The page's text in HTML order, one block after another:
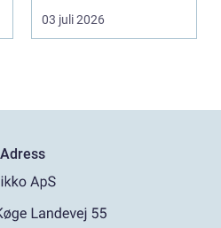
03 juli 2026
Adress